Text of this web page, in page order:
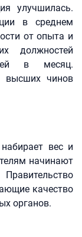
улучшилась.
в среднем
от опыта и
должностей
в месяц.
высших чинов
вес и
начинают
качество
органов.